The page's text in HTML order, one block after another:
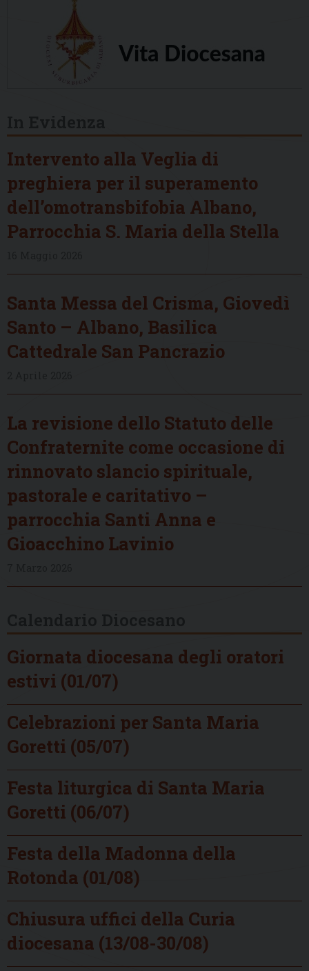
Intervento alla Veglia di
preghiera per il superamento
dell’omotransbifobia Albano,
Parrocchia S. Maria della Stella
Santa Messa del Crisma, Giovedì
Santo – Albano, Basilica
Cattedrale San Pancrazio
La revisione dello Statuto delle
Confraternite come occasione di
rinnovato slancio spirituale,
pastorale e caritativo –
parrocchia Santi Anna e
Gioacchino Lavinio
Giornata diocesana degli oratori
estivi (01/07)
Celebrazioni per Santa Maria
Goretti (05/07)
Festa liturgica di Santa Maria
Goretti (06/07)
Festa della Madonna della
Rotonda (01/08)
Chiusura uffici della Curia
diocesana (13/08-30/08)